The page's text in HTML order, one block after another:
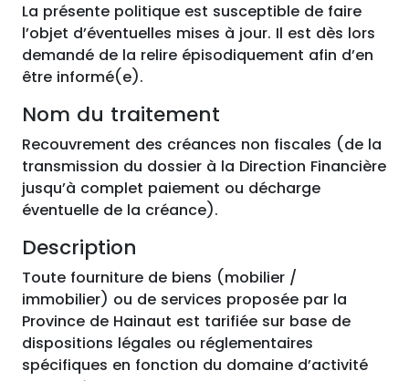
La présente politique est susceptible de faire
l’objet d’éventuelles mises à jour. Il est dès lors
demandé de la relire épisodiquement afin d’en
être informé(e).
Nom du traitement
Recouvrement des créances non fiscales (de la
transmission du dossier à la Direction Financière
jusqu’à complet paiement ou décharge
éventuelle de la créance).
Description
Toute fourniture de biens (mobilier /
immobilier) ou de services proposée par la
Province de Hainaut est tarifiée sur base de
dispositions légales ou réglementaires
spécifiques en fonction du domaine d’activité